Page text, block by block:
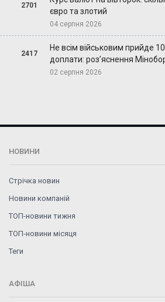
2701
євро та злотий
04 серпня 2026
2417
Не всім військовим прийде
доплати: роз’яснення
02 серпня 2026
НОВИНИ
Стрічка новин
Новини компаній
ТОП-новини тижня
ТОП-новини місяця
Теги
АФІША